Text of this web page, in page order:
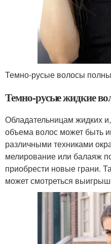
Темно-русые волосы
Темно-русые жидкие
Обладательницам жидких
объема волос может быть
различными техниками
мелирование или балаяж
приобрести новые грани.
может смотреться